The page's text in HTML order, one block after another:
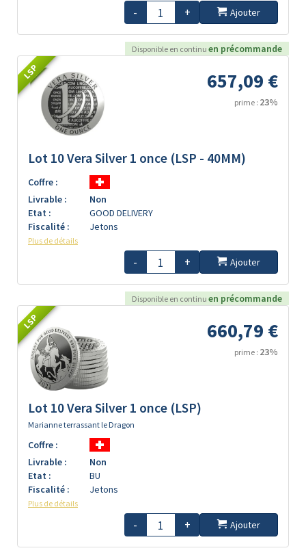
- + Ajouter
Disponible en continu en précommande
LSP 657,09 €
prime : 23%
Lot 10 Vera Silver 1 once (LSP - 40MM)
Coffre :
Livrable :
Non
Etat :
GOOD DELIVERY
Fiscalité :
Jetons
Plus de détails
- + Ajouter
Disponible en continu en précommande
LSP 660,79 €
prime : 23%
Lot 10 Vera Silver 1 once (LSP)
Marianne terrassant le Dragon
Coffre :
Livrable :
Non
Etat :
BU
Fiscalité :
Jetons
Plus de détails
- + Ajouter